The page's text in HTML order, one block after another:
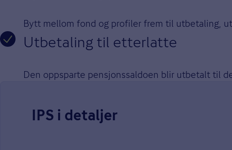
Bytt mellom fond og profiler frem til utbetaling,
Utbetaling til etterlatte
Den oppsparte pensjonssaldoen blir utbetalt til
IPS i detaljer